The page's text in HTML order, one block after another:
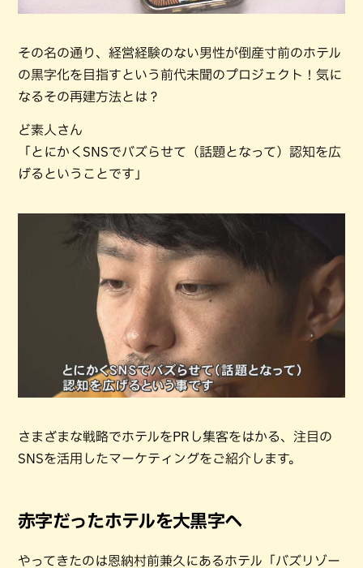
その名の通り、経営経験のない男性が倒産寸前のホテル
の黒字化を目指すという前代未聞のプロジェクト！気に
なるその再建方法とは？
ど素人さん
「とにかくSNSでバズらせて（話題となって）認知を広
げるということです」
さまざまな戦略でホテルをPRし集客をはかる、注目の
SNSを活用したマーケティングをご紹介します。
赤字だったホテルを大黒字へ
やってきたのは恩納村前兼久にあるホテル「バズリゾー